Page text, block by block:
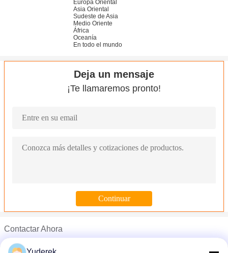
Europa Oriental
Asia Oriental
Sudeste de Asia
Medio Oriente
África
Oceanía
En todo el mundo
Deja un mensaje
¡Te llamaremos pronto!
Contactar Ahora
Mr. Derek Yu